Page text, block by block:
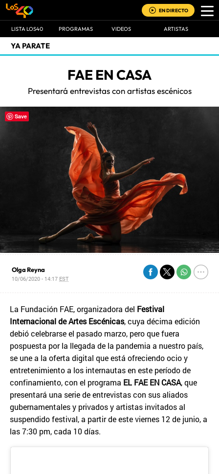
EN DIRECTO
LISTA LOS40 PROGRAMAS VIDEOS ARTISTAS
YA PARATE
FAE EN CASA
Presentará entrevistas con artistas escénicos
Olga Reyna
10/06/2020 - 14:17 EST
La Fundación FAE, organizadora del Festival
Internacional de Artes Escénicas, cuya décima edición
debió celebrarse el pasado marzo, pero que fuera
pospuesta por la llegada de la pandemia a nuestro país,
se une a la oferta digital que está ofreciendo ocio y
entretenimiento a los internautas en este período de
confinamiento, con el programa EL FAE EN CASA, que
presentará una serie de entrevistas con sus aliados
gubernamentales y privados y artistas invitados al
suspendido festival, a partir de este viernes 12 de junio, a
las 7:30 pm, cada 10 días.
Save